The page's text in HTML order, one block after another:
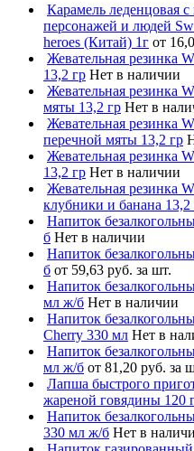
Карамель леденцовая
персонажей и людей
heroes (Китай) 1г от
Жевательная резинка
13,2 гр Нет в наличии
Жевательная резинка
мяты 13,2 гр Нет в
Жевательная резинка
перечной мяты 13,2 гр
Жевательная резинка
13,2 гр Нет в наличии
Жевательная резинка
клубники и банана 13,2
Напиток
б Нет в наличии
Напиток
б от 59,63 руб. за шт.
Напиток
мл ж/б Нет в наличии
Напиток
Cherry 330 мл Нет в
Напиток
мл ж/б от 81,20 руб. за
Лапша быстрого
жареной говядины 120
Напиток
330 мл ж/б Нет в